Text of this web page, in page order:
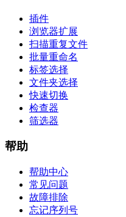
插件
浏览器扩展
扫描重复文件
批量重命名
标签选择
文件夹选择
快速切换
检查器
筛选器
帮助
帮助中心
常见问题
故障排除
忘记序列号